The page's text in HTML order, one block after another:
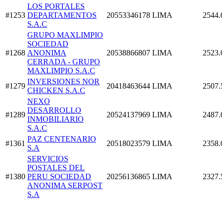
#1253
LOS PORTALES
DEPARTAMENTOS
S.A.C
20553346178 LIMA
#1268
GRUPO MAXLIMPIO
SOCIEDAD
ANONIMA
CERRADA - GRUPO
MAXLIMPIO S.A.C
20538866807 LIMA
#1279
INVERSIONES NOR
CHICKEN S.A.C
20418463644 LIMA
#1289
NEXO
DESARROLLO
INMOBILIARIO
S.A.C
20524137969 LIMA
#1361
PAZ CENTENARIO
S.A
20518023579 LIMA
#1380
SERVICIOS
POSTALES DEL
PERU SOCIEDAD
ANONIMA SERPOST
S.A
20256136865 LIMA